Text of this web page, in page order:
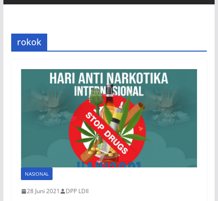
rokok
NASIONAL
28 Juni 2021 DPP LDII